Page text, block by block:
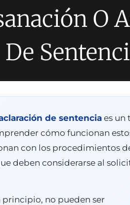
O
De
de sentencia es un
cómo funcionan
con los procedimientos
deben considerarse al
principio, no pueden ser